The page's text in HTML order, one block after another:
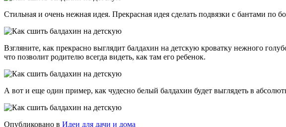
Стильная и очень нежная идея. Прекрасная идея сделать подвязки с бантами по
Взгляните, как прекрасно выглядит балдахин на детскую кроватку нежного
что позволит родителю всегда видеть, как там его ребенок.
А вот и еще один пример, как чудесно белый балдахин будет выглядеть в
Опубликовано в Идеи для дачи и дома